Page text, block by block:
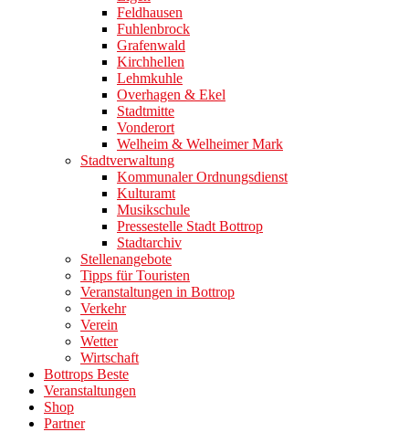
Feldhausen
Fuhlenbrock
Grafenwald
Kirchhellen
Lehmkuhle
Overhagen & Ekel
Stadtmitte
Vonderort
Welheim & Welheimer Mark
Stadtverwaltung
Kommunaler Ordnungsdienst
Kulturamt
Musikschule
Pressestelle Stadt Bottrop
Stadtarchiv
Stellenangebote
Tipps für Touristen
Veranstaltungen in Bottrop
Verkehr
Verein
Wetter
Wirtschaft
Bottrops Beste
Veranstaltungen
Shop
Partner